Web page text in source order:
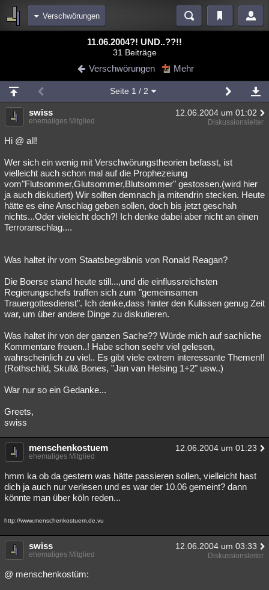
Verschwörungen
Blogs
Chat Wiki Neuigkeiten
meine Rubriken
Menschen Mystery Kriminalfälle
Spiritualität
Natur Umfragen Unterhaltung
weitere Rubriken
Philosophie Träume Orte Esoterik Literatur
Astronomie Helpdesk Gruppen Gaming Filme
Übersichten
Besucht Teilgenommen Alle Neue Geschlossen
Lesenswert Schlüsselwörter
11.06.2004?! UND..??!!
31 Beiträge
Verschwörungen Mehr
Seite 1 / 2
swiss 12.06.2004 um 01:02
ehemaliges Mitglied Diskussionsleiter
Hi @ all!
Wer sich ein wenig mit Verschwörungstheorien befasst, ist
vielleicht auch schon mal auf die Prophezeiung
vom"Flutsommer,Glutsommer,Blutsommer" gestossen.(wird hier
ja auch diskutiert) Wir sollten demnach ja mitendrin stecken. Heute
hätte es eine Anschlag geben sollen, doch bis jetzt geschah
nichts...Oder vieleicht doch?! Ich denke dabei aber nicht an einen
Terroranschlag....
Was haltet ihr vom Staatsbegräbnis von Ronald Reagan?
Die Boerse stand heute still...,und die einflussreichsten
Regierungschefs traffen sich zum "gemeinsamen
Trauergottesdienst". Ich denke,dass hinter den Kulissen genug Zeit
war, um über andere Dinge zu diskutieren.
Was haltet ihr von der ganzen Sache?? Würde mich auf sachliche
Kommentare freuen..! Habe schon seehr viel gelesen,
wahrscheinlich zu viel.. Es gibt viele extrem interessante Themen!!
(Rothschild, Skull& Bones, "Jan van Helsing 1+2" usw..)
War nur so ein Gedanke...
Greets,
swiss
menschenkostuem 12.06.2004 um 01:23
ehemaliges Mitglied
hmm ka ob da gestern was hätte passieren sollen, vielleicht hast
dich ja auch nur verlesen und es war der 10.06 gemeint? dann
könnte man über köln reden...
http://www.menschenkostuem.de.vu
swiss 12.06.2004 um 03:33
ehemaliges Mitglied Diskussionsleiter
@ menschenkostüm: